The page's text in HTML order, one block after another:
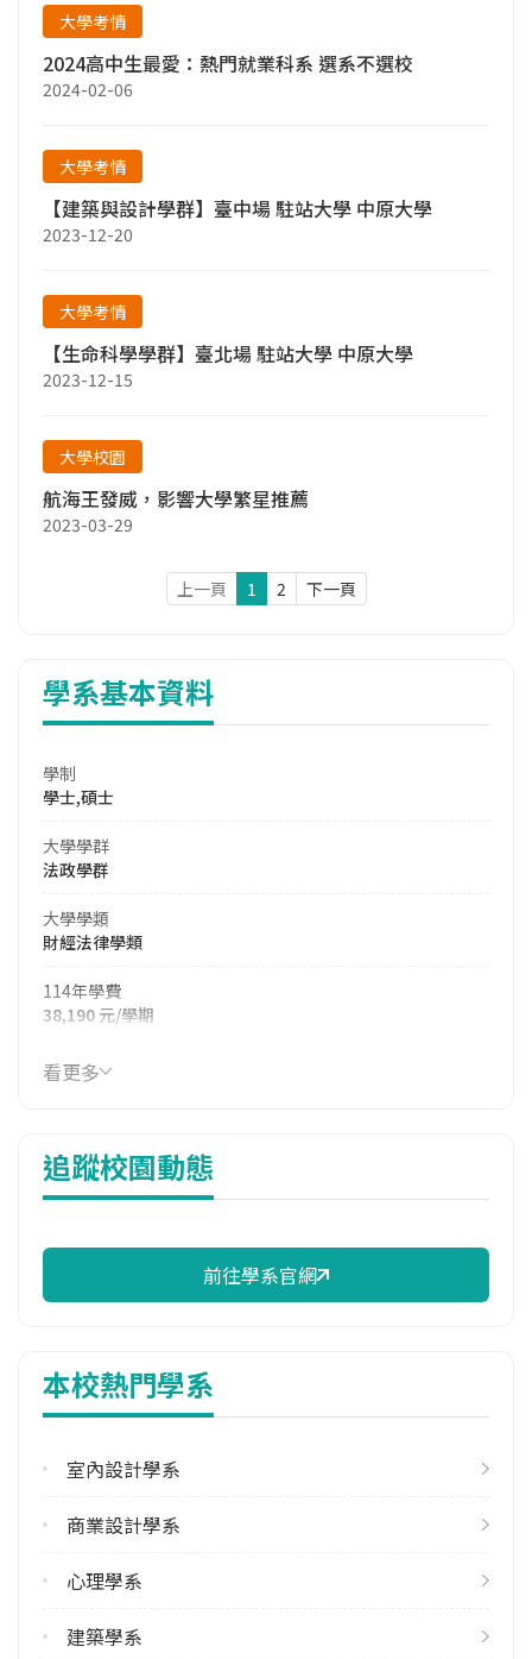
大學考情
2024高中生最愛：熱門就業科系 選系不選校
2024-02-06
大學考情
【建築與設計學群】臺中場 駐站大學 中原大學
2023-12-20
大學考情
【生命科學學群】臺北場 駐站大學 中原大學
2023-12-15
大學校園
航海王發威，影響大學繁星推薦
2023-03-29
上一頁 1 2 下一頁
學系基本資料
學制
學士,碩士
大學學群
法政學群
大學學類
財經法律學類
114年學費
38,190 元/學期
114年雜費
8,440 元/學期
98.02%
校際選課人數
49
113學年度上學期
雙聯學制人數
113學年度上學期
看更多
追蹤校園動態
前往學系官網
本校熱門學系
室內設計學系
商業設計學系
心理學系
建築學系